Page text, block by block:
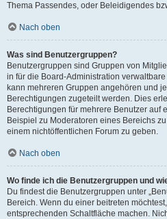
Thema Passendes, oder Beleidigendes
Nach oben
Was sind Benutzergruppen?
Benutzergruppen sind Gruppen von
in für die Board-Administration
kann mehreren Gruppen angehören und
Berechtigungen zugeteilt werden. Dies
Berechtigungen für mehrere Benutzer auf
Beispiel zu Moderatoren eines Bereichs
einem nichtöffentlichen Forum zu geben.
Nach oben
Wo finde ich die Benutzergruppen und
Du findest die Benutzergruppen unter
Bereich. Wenn du einer beitreten
entsprechenden Schaltfläche machen.